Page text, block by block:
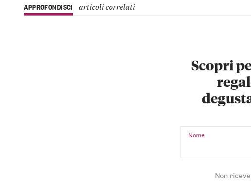
APPROFONDISCI articoli correlati
Scopri
Nome
Non